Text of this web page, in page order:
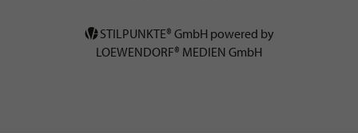
STILPUNKTE® GmbH powered by
LOEWENDORF® MEDIEN GmbH